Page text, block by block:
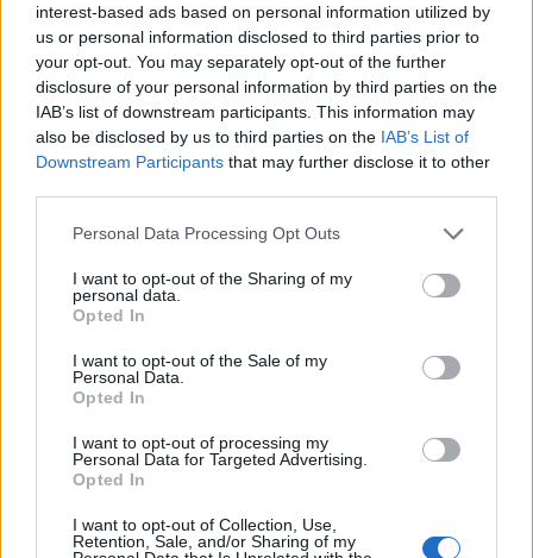
interest-based ads based on personal information utilized by
us or personal information disclosed to third parties prior to
your opt-out. You may separately opt-out of the further
disclosure of your personal information by third parties on the
IAB’s list of downstream participants. This information may
also be disclosed by us to third parties on the IAB’s List of
Downstream Participants that may further disclose it to other
Personal Data Processing Opt Outs
I want to opt-out of the Sharing of my
personal data.
Opted In
I want to opt-out of the Sale of my
Personal Data.
Opted In
I want to opt-out of processing my
Personal Data for Targeted Advertising.
Opted In
I want to opt-out of Collection, Use,
Retention, Sale, and/or Sharing of my
07 Ιουνίου 2021 11:30
Νέα δεδομένα για τα εμβόλια Pfizer και
Moderna: Έρευνα του CDC για την
αποτελεσματικότητά τους
Ερευνητές στις Ηνωμένες Πολιτείες
πραγματοποίησαν μια μελέτη που αποδεικνύει
την πραγματική αποτελεσματικότητα των
εμβολίων των Pfizer-BioNTech και Moderna για...